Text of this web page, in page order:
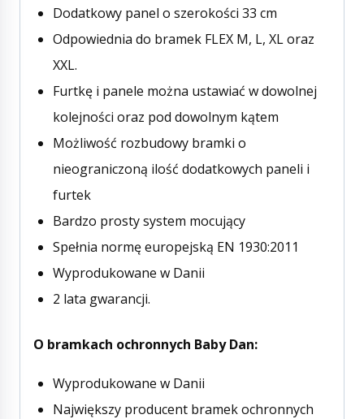
Dodatkowy panel o szerokości 33 cm
Odpowiednia do bramek FLEX M, L, XL oraz
XXL.
Furtkę i panele można ustawiać w dowolnej
kolejności oraz pod dowolnym kątem
Możliwość rozbudowy bramki o
nieograniczoną ilość dodatkowych paneli i
furtek
Bardzo prosty system mocujący
Spełnia normę europejską EN 1930:2011
Wyprodukowane w Danii
2 lata gwarancji.
O bramkach ochronnych Baby Dan:
Wyprodukowane w Danii
Największy producent bramek ochronnych